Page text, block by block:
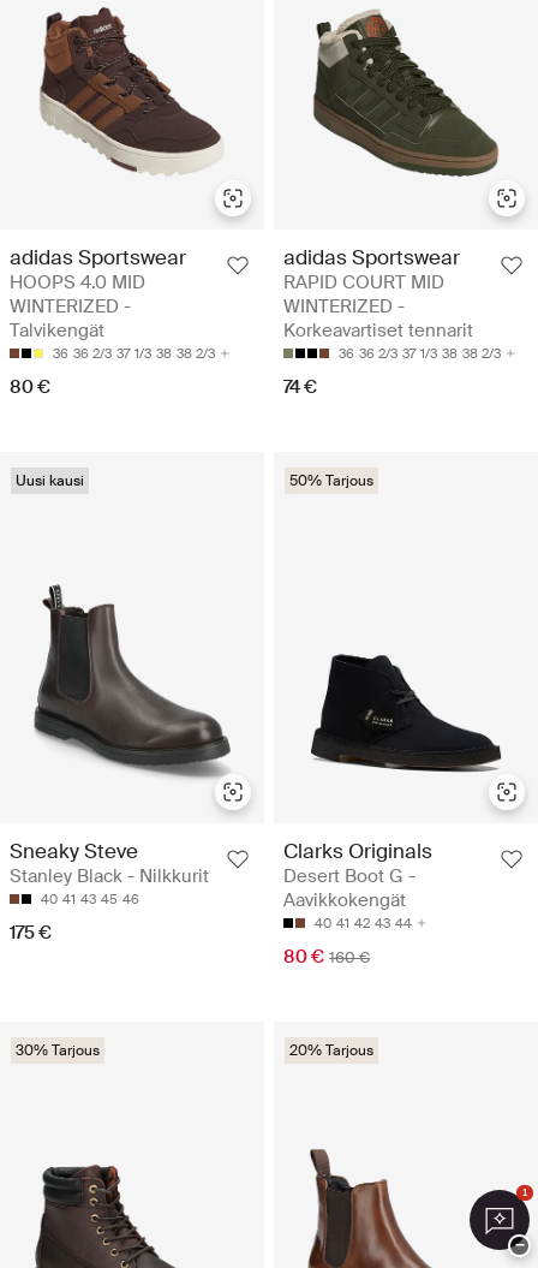
adidas Sportswear
HOOPS 4.0 MID
WINTERIZED -
Talvikengät
36 36 2/3 37 1/3 38 38 2/3
80 €
adidas Sportswear
RAPID COURT MID
WINTERIZED -
Korkeavartiset tennarit
36 36 2/3 37 1/3 38 38 2/3
74 €
Uusi kausi
Sneaky Steve
Stanley Black - Nilkkurit
40 41 43 45 46
175 €
50% Tarjous
Clarks Originals
Desert Boot G -
Aavikkokengät
40 41 42 43 44
80 € 160 €
30% Tarjous 20% Tarjous
1
−